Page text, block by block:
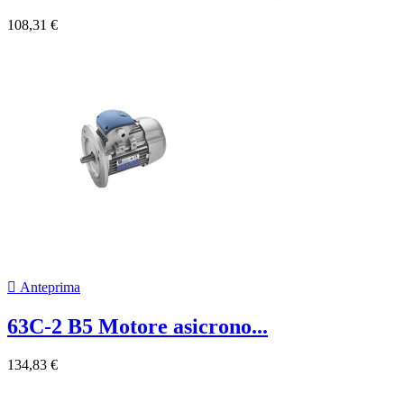
108,31 €
 Anteprima
63C-2 B5 Motore asicrono...
134,83 €